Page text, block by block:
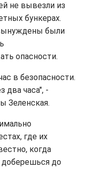
не вывезли из
бункерах.
были
опасности.
в безопасности.
два часа", -
Зеленская.
где их
когда
до